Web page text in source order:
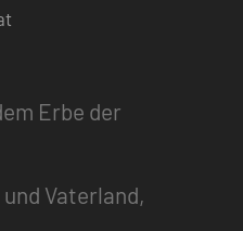
Erbe der
Vaterland,